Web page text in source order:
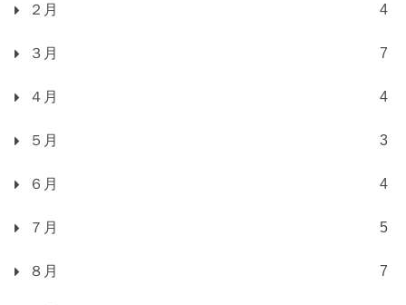
２月 4
３月 7
４月 4
５月 3
６月 4
７月 5
８月 7